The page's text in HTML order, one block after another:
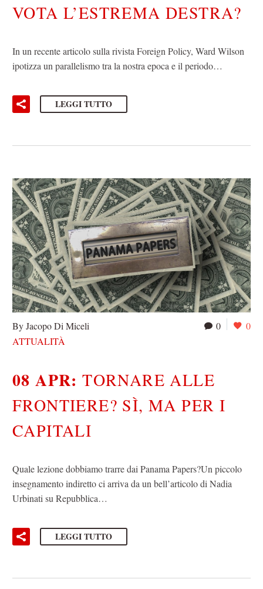
VOTA L’ESTREMA DESTRA?
In un recente articolo sulla rivista Foreign Policy, Ward Wilson
ipotizza un parallelismo tra la nostra epoca e il periodo…
LEGGI TUTTO
0 0
By Jacopo Di Miceli
ATTUALITÀ
08 APR:TORNARE ALLE
FRONTIERE? SÌ, MA PER I
CAPITALI
Quale lezione dobbiamo trarre dai Panama Papers?Un piccolo
insegnamento indiretto ci arriva da un bell’articolo di Nadia
Urbinati su Repubblica…
LEGGI TUTTO